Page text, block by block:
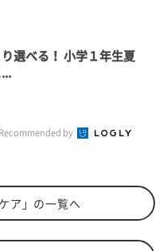
選べる！ 小学１年生夏
Recommended by
ア」の一覧へ